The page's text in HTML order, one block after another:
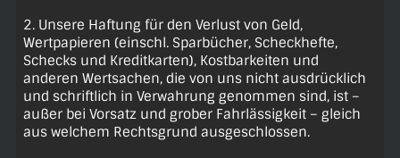
2. Unsere Haftung für den Verlust von Geld,
Wertpapieren (einschl. Sparbücher, Scheckhefte,
Schecks und Kreditkarten), Kostbarkeiten und
anderen Wertsachen, die von uns nicht ausdrücklich
und schriftlich in Verwahrung genommen sind, ist –
außer bei Vorsatz und grober Fahrlässigkeit – gleich
aus welchem Rechtsgrund ausgeschlossen.